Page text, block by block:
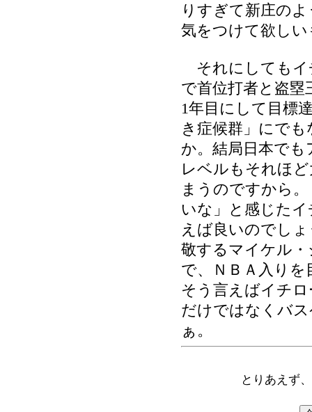
りすぎて新庄の
気をつけて欲し
それにしてもイ
で首位打者と盗
1年目にして目標
き症候群」にで
か。結局日本で
レベルもそれほ
まうのですから
いな」と感じた
えば良いのでし
敬するマイケル
で、ＮＢＡ入り
そう言えばイチ
だけではなくバ
ぁ。
とりあえず